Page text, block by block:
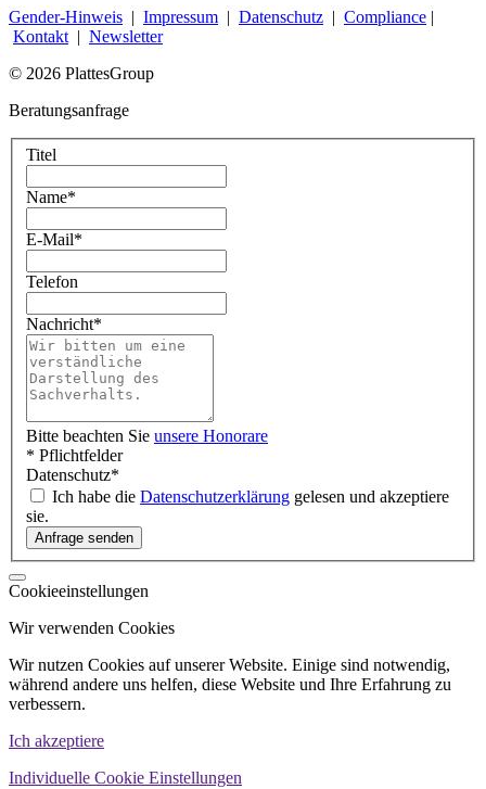
Gender-Hinweis | Impressum | Datenschutz | Compliance |
Kontakt | Newsletter
© 2026 PlattesGroup
Beratungsanfrage
Titel
Name*
E-Mail*
Telefon
Nachricht*
Bitte beachten Sie unsere Honorare
* Pflichtfelder
Datenschutz*
Ich habe die Datenschutzerklärung gelesen und akzeptiere
sie.
Cookieeinstellungen
Wir verwenden Cookies
Wir nutzen Cookies auf unserer Website. Einige sind notwendig,
während andere uns helfen, diese Website und Ihre Erfahrung zu
verbessern.
Ich akzeptiere
Individuelle Cookie Einstellungen